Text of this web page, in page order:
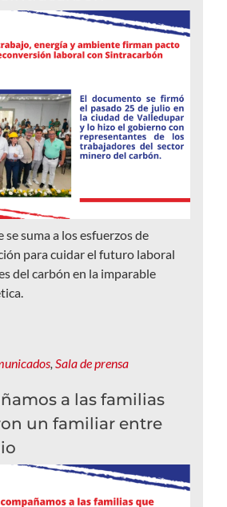
suma a los esfuerzos de
para cuidar el futuro laboral
del carbón en la imparable
, Sala de prensa
a las familias
un familiar entre